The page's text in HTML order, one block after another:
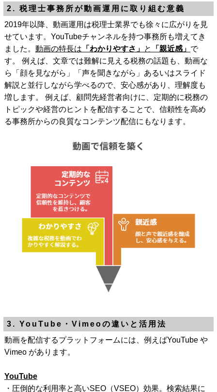
2. 税理士事務所が動画運用に取り組む意義
2019年以降、動画運用は税理士業界でも徐々に広がりを見
せています。YouTubeチャンネルを持つ事務所も増えてき
ました。 動画の特長は 「わかりやすさ」 と 「親近感」 で
す。 例えば、文章では難解に見える税務の話題も、動画な
ら「顔を見ながら」「声を聞きながら」あるいはスライド
解説と並行しながら学べるので、安心感があり、理解度も
増します。 例えば、顧問先経営者向けに、定期的に税務の
トピックや経営のヒントを配信することで、信頼性を高め
る事務所からの良質なコンテンツ配信にもなります。
3. YouTube・Vimeoの違いと活用法
動画を配信するプラットフォームには、例えばYouTube や
Vimeo があります。
YouTube
・圧倒的な利用率と高いSEO（VSEO）効果。検索結果に